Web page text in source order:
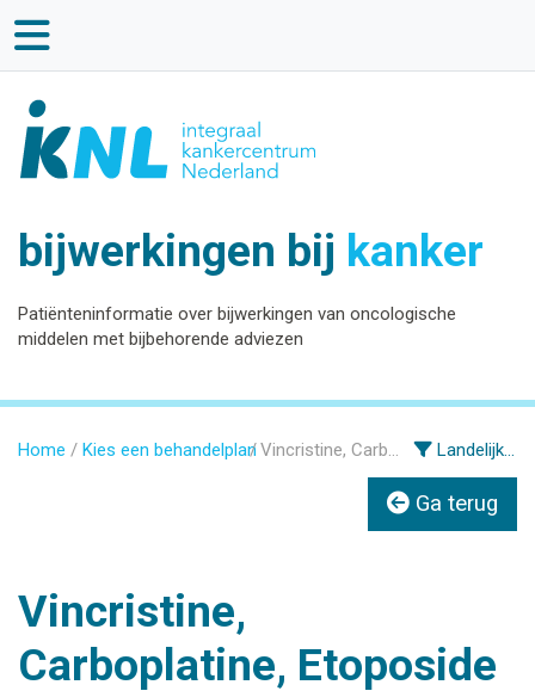
bijwerkingen bij kanker
Patiënteninformatie over bijwerkingen van oncologische
middelen met bijbehorende adviezen
Home Kies een behandelplan Vincristine, Carboplatine, Etoposide Landelijke informatie
Ga terug
Vincristine,
Carboplatine, Etoposide